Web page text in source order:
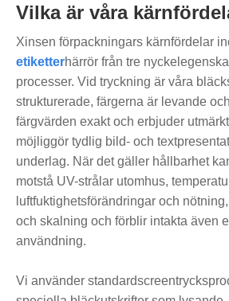
Vilka är våra
Xinsen förpackningars kärnfördelar
etiketterhärrör från tre
processer. Vid tryckning är våra
strukturerade, färgerna är levande
färgvärden exakt och erbjuder
möjliggör tydlig bild- och
underlag. När det gäller hållbarhet
motstå UV-strålar utomhus,
luftfuktighetsförändringar och
och skalning och förblir intakta även
användning.
Vi använder